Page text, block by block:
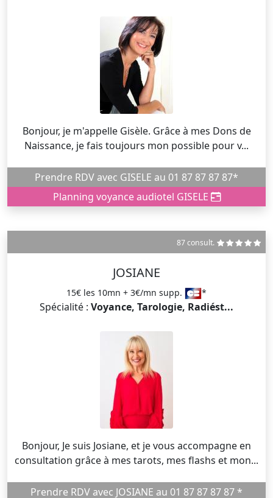
Bonjour, je m'appelle Gisèle. Grâce à mes Dons de
Naissance, je fais toujours mon possible pour v...
Prendre RDV avec GISELE au 01 87 87 87 87*
Planning voyance audiotel GISELE
87 consult.
JOSIANE
15€ les 10mn + 3€/mn supp. *
Spécialité : Voyance, Tarologie, Radiést...
Bonjour, Je suis Josiane, et je vous accompagne en
consultation grâce à mes tarots, mes flashs et mon...
Prendre RDV avec JOSIANE au 01 87 87 87 87 *